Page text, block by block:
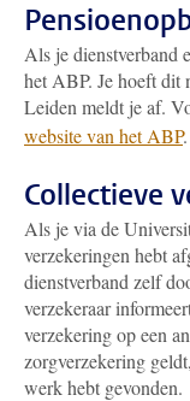
Als je dienstverband
het ABP. Je hoeft dit
Leiden meldt je af.
website van het ABP.
Collectieve
Als je via de
verzekeringen hebt
dienstverband zelf
verzekeraar
verzekering op een
zorgverzekering
werk hebt gevonden.